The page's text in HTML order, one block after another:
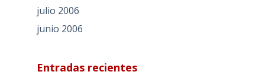
julio 2006
junio 2006
Entradas recientes